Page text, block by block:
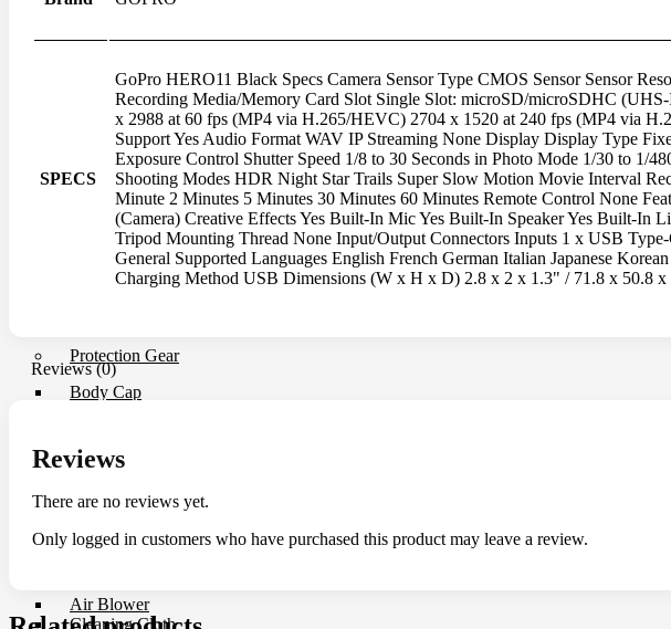
Bag Compartment
Fit Case
Holster Cases
Lens Case
Pouch Bag
Roller Bag
Rain Protection
Shoulder Bag
Sling Bags
Tote Bag
Wet Bag
Waterproof Bags
Protection Gear
Body Cap
Housing
LCD Screen Protector
Silicone Case
Silica Gel
Vacuum Box
Air Blower
Cleaning Cloth
SPECS
GoPro HERO11 Black Specs Camera Sensor Type CMOS Sensor Sensor
Recording Media/Memory Card Slot Single Slot: microSD/microSDHC
x 2988 at 60 fps (MP4 via H.265/HEVC) 2704 x 1520 at 240 fps (MP4 via
Support Yes Audio Format WAV IP Streaming None Display Display Type
Exposure Control Shutter Speed 1/8 to 30 Seconds in Photo Mode 1/30 to 1/
Shooting Modes HDR Night Star Trails Super Slow Motion Movie Interval
Minute 2 Minutes 5 Minutes 30 Minutes 60 Minutes Remote Control None
(Camera) Creative Effects Yes Built-In Mic Yes Built-In Speaker Yes Built-In
Tripod Mounting Thread None Input/Output Connectors Inputs 1 x USB
General Supported Languages English French German Italian Japanese
Charging Method USB Dimensions (W x H x D) 2.8 x 2 x 1.3" / 71.8 x 50.8 x
Reviews (0)
Reviews
There are no reviews yet.
Only logged in customers who have purchased this product may leave a review.